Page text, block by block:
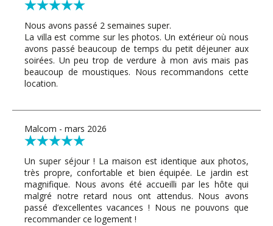
Nous avons passé 2 semaines super.
La villa est comme sur les photos. Un extérieur où nous
avons passé beaucoup de temps du petit déjeuner aux
soirées. Un peu trop de verdure à mon avis mais pas
beaucoup de moustiques. Nous recommandons cette
location.
Malcom - mars 2026
Un super séjour ! La maison est identique aux photos,
très propre, confortable et bien équipée. Le jardin est
magnifique. Nous avons été accueilli par les hôte qui
malgré notre retard nous ont attendus. Nous avons
passé d’excellentes vacances ! Nous ne pouvons que
recommander ce logement !